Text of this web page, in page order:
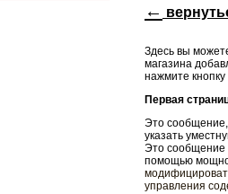
←
Здесь вы
магазина
нажмите
Первая
Это сообщение,
указать
Это сообщение
помощью
управления